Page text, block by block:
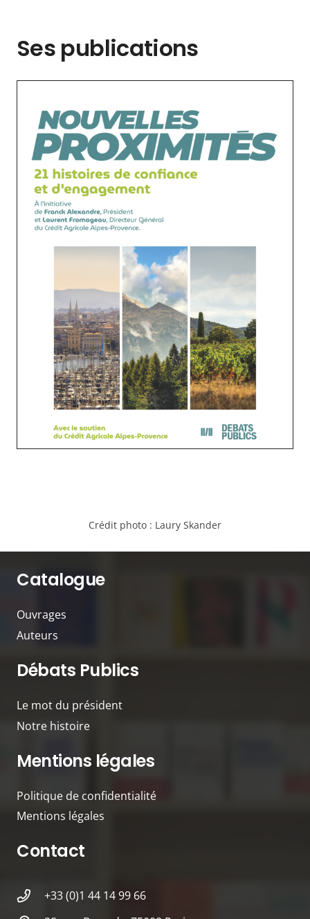
Ses publications
Crédit photo : Laury Skander
Catalogue
Ouvrages
Auteurs
Débats Publics
Le mot du président
Notre histoire
Mentions légales
Politique de confidentialité
Mentions légales
Contact
+33 (0)1 44 14 99 66